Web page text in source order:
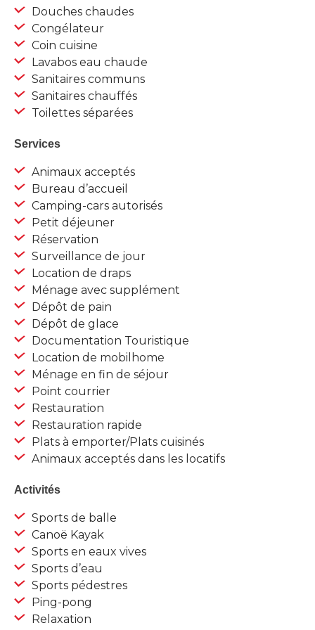
Douches chaudes
Congélateur
Coin cuisine
Lavabos eau chaude
Sanitaires communs
Sanitaires chauffés
Toilettes séparées
Services
Animaux acceptés
Bureau d’accueil
Camping-cars autorisés
Petit déjeuner
Réservation
Surveillance de jour
Location de draps
Ménage avec supplément
Dépôt de pain
Dépôt de glace
Documentation Touristique
Location de mobilhome
Ménage en fin de séjour
Point courrier
Restauration
Restauration rapide
Plats à emporter/Plats cuisinés
Animaux acceptés dans les locatifs
Activités
Sports de balle
Canoë Kayak
Sports en eaux vives
Sports d’eau
Sports pédestres
Ping-pong
Relaxation